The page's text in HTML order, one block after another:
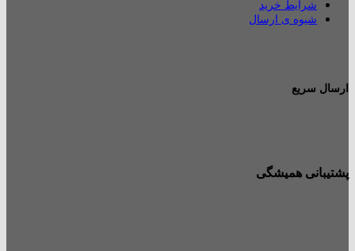
شرایط خرید
شیوه ی ارسال
ارسال سریع
پشتیبانی همیشگی